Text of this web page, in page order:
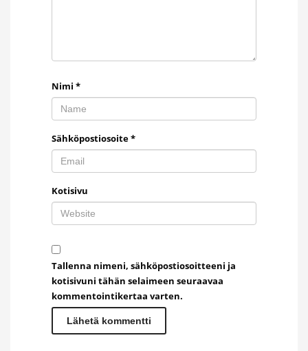
Nimi *
Sähköpostiosoite*
Kotisivu
Tallenna nimeni, sähköpostiosoitteeni ja
kotisivuni tähän selaimeen seuraavaa
kommentointikertaa varten.